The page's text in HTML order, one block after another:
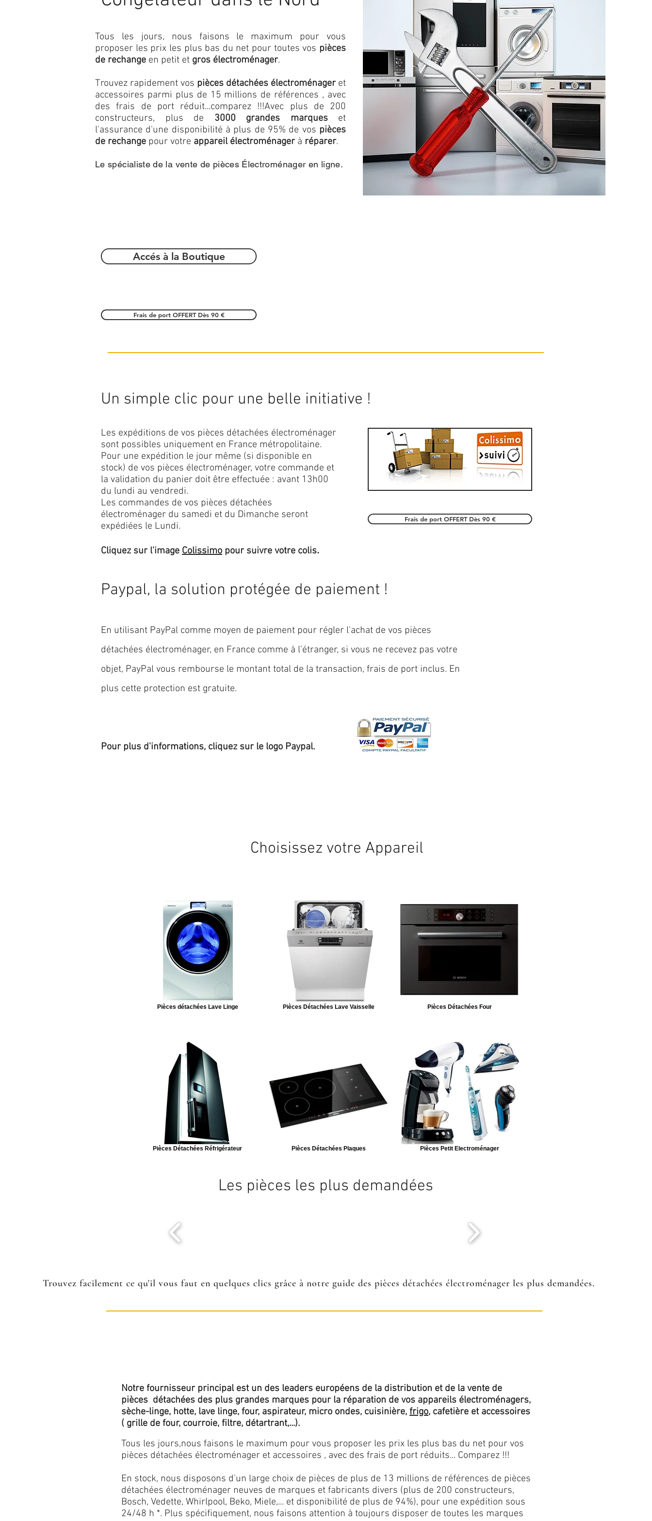
Tous les jours, nous faisons le maximum pour vous
proposer les prix les plus bas du net pour toutes vos pièces
de rechange en petit et gros électroménager.
Trouvez rapidement vos pièces détachées électroménageret
accessoires parmi plus de 15 millions de références , avec
des frais de port réduit...comparez !!!Avec plus de 200
constructeurs, plus de 3000 grandes marqueset
l'assurance d'une disponibilité à plus de 95% de vos pièces
de rechange pour votre appareil électroménagerà réparer.
Le spécialiste de la vente de pièces Électroménager en ligne.
Accés à la Boutique
Frais de port OFFERT Dès 90 €
Un simple clic pour une belle initiative !
Les expéditions de vos pièces détachées électroménager
sont possibles uniquement en France métropolitaine.
Pour une expédition le jour même (si disponible en
stock) de vos pièces électroménager, votre commande et
la validation du panier doit être effectuée : avant 13h00
du lundi au vendredi.
Les commandes de vos pièces détachées
électroménager du samedi et du Dimanche seront
expédiées le Lundi.
Cliquez sur l'image Colissimo pour suivre votre colis.
Frais de port OFFERT Dès 90 €
Paypal, la solution protégée de paiement !
En utilisant PayPal comme moyen de paiement pour régler l'achat de vos pièces
détachées électroménager, en France comme à l’étranger, si vous ne recevez pas votre
objet, PayPal vous rembourse le montant total de la transaction, frais de port inclus. En
plus cette protection est gratuite.
Pour plus d'informations, cliquez sur le logo Paypal.
Choisissez votre Appareil
Pièces détachées Lave Linge Pièces Détachées Lave Vaisselle Pièces Détachées Four
Pièces Détachées Réfrigérateur Pièces Détachées Plaques Pièces Petit Electroménager
Les pièces les plus demandées
Trouvez facilement ce qu'il vous faut en quelques clics grâce à notre guide des pièces détachées électroménager les plus demandées.
Notre fournisseur principal est un des leaders européens de la distribution et de la vente de
pièces détachées des plus grandes marques pour la réparation de vos appareils électroménagers,
sèche-linge, hotte, lave linge, four, aspirateur, micro ondes, cuisinière, frigo, cafetière et accessoires
( grille de four, courroie, filtre, détartrant,...).
Tous les jours,nous faisons le maximum pour vous proposer les prix les plus bas du net pour vos
pièces détachées électroménager et accessoires , avec des frais de port réduits... Comparez !!!
En stock, nous disposons d'un large choix de pièces de plus de 13 millions de références de pièces
détachées électroménager neuves de marques et fabricants divers (plus de 200 constructeurs,
Bosch, Vedette, Whirlpool, Beko, Miele,... et disponibilité de plus de 94%), pour une expédition sous
24/48 h *. Plus spécifiquement, nous faisons attention à toujours disposer de toutes les marques